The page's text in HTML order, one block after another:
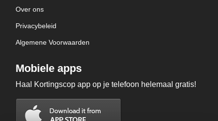
Over ons
Privacybeleid
Algemene Voorwaarden
Mobiele apps
Haal Kortingscop app op je telefoon helemaal gratis!